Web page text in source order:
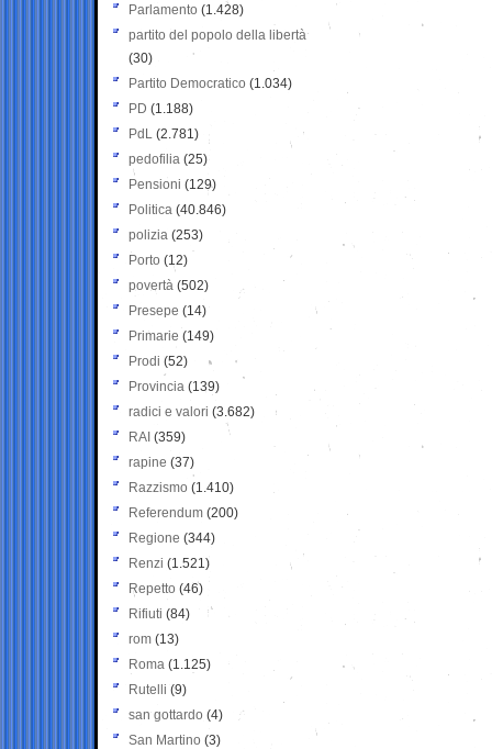
Parlamento (1.428)
partito del popolo della libertà
(30)
Partito Democratico (1.034)
PD (1.188)
PdL (2.781)
pedofilia (25)
Pensioni (129)
Politica (40.846)
polizia (253)
Porto (12)
povertà (502)
Presepe (14)
Primarie (149)
Prodi (52)
Provincia (139)
radici e valori (3.682)
RAI (359)
rapine (37)
Razzismo (1.410)
Referendum (200)
Regione (344)
Renzi (1.521)
Repetto (46)
Rifiuti (84)
rom (13)
Roma (1.125)
Rutelli (9)
san gottardo (4)
San Martino (3)